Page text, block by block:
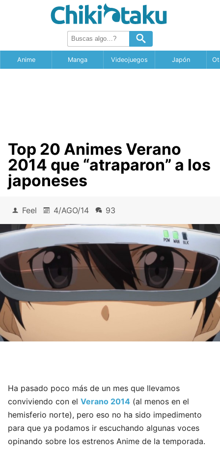
Anime Manga Videojuegos Japón
Top 20 Animes Verano
2014 que “atraparon” a los
japoneses
Feel 4/AGO/14 93
Ha pasado poco más de un mes que llevamos
conviviendo con el Verano 2014 (al menos en el
hemisferio norte), pero eso no ha sido impedimento
para que ya podamos ir escuchando algunas voces
opinando sobre los estrenos Anime de la temporada.